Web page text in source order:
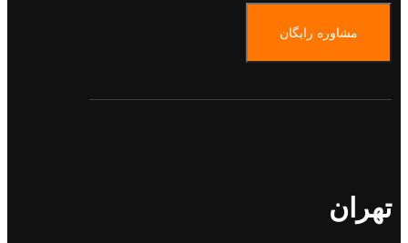
مشاوره رایگان
تهران